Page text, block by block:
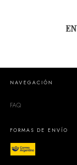
NAVEGACIÓN
FAQ
FORMAS DE ENVÍO